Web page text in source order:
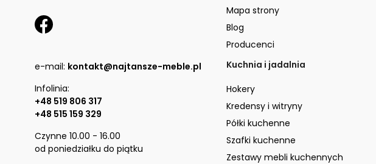
e-mail: kontakt@najtansze-meble.pl
Infolinia:
+48 519 806 317
+48 515 159 329
Czynne 10.00 - 16.00
od poniedziałku do piątku
Mapa strony
Blog
Producenci
Kuchnia i jadalnia
Hokery
Kredensy i witryny
Półki kuchenne
Szafki kuchenne
Zestawy mebli kuchennych